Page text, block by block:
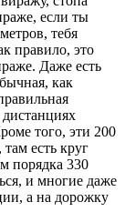
если ты
тебя
правило, это
Даже есть
как
того, эти 200
есть круг
порядка 330
и многие даже
а на дорожку